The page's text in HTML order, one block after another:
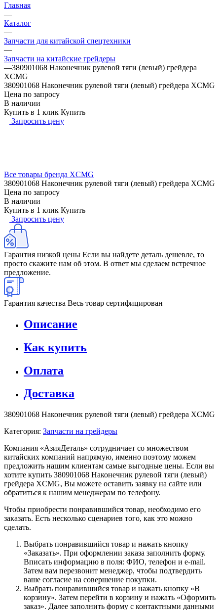
Главная
—
Каталог
—
Запчасти для китайской спецтехники
—
Запчасти на китайские грейдеры
—380901068 Наконечник рулевой тяги (левый) грейдера
XCMG
380901068 Наконечник рулевой тяги (левый) грейдера XCMG
Цена по запросу
В наличии
Купить в 1 клик Купить
Запросить цену
Все товары бренда XCMG
380901068 Наконечник рулевой тяги (левый) грейдера XCMG
Цена по запросу
В наличии
Купить в 1 клик Купить
Запросить цену
Гарантия низкой цены Если вы найдете деталь дешевле, то
просто скажите нам об этом. В ответ мы сделаем встречное
предложение.
Гарантия качества Весь товар сертифицирован
Описание
Как купить
Оплата
Доставка
380901068 Наконечник рулевой тяги (левый) грейдера XCMG
Категория: Запчасти на грейдеры
Компания «АзияДеталь» сотрудничает со множеством
китайских компаний напрямую, именно поэтому можем
предложить нашим клиентам самые выгодные цены. Если вы
хотите купить 380901068 Наконечник рулевой тяги (левый)
грейдера XCMG, Вы можете оставить заявку на сайте или
обратиться к нашим менеджерам по телефону.
Чтобы приобрести понравившийся товар, необходимо его
заказать. Есть несколько сценариев того, как это можно
сделать.
Выбрать понравившийся товар и нажать кнопку
«Заказать». При оформлении заказа заполнить форму.
Вписать информацию в поля: ФИО, телефон и e-mail.
Затем вам перезвонит менеджер, чтобы подтвердить
ваше согласие на совершение покупки.
Выбрать понравившийся товар и нажать кнопку «В
корзину». Затем перейти в корзину и нажать «Оформить
заказ». Далее заполнить форму с контактными данными